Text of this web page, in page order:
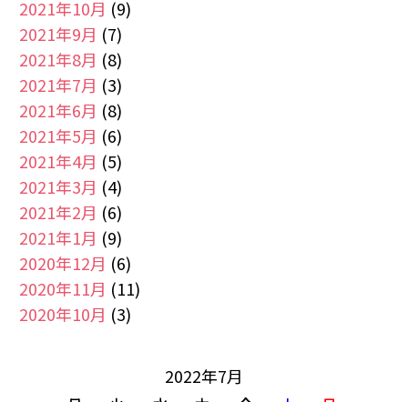
2021年10月 (9)
2021年9月 (7)
2021年8月 (8)
2021年7月 (3)
2021年6月 (8)
2021年5月 (6)
2021年4月 (5)
2021年3月 (4)
2021年2月 (6)
2021年1月 (9)
2020年12月 (6)
2020年11月 (11)
2020年10月 (3)
2022年7月